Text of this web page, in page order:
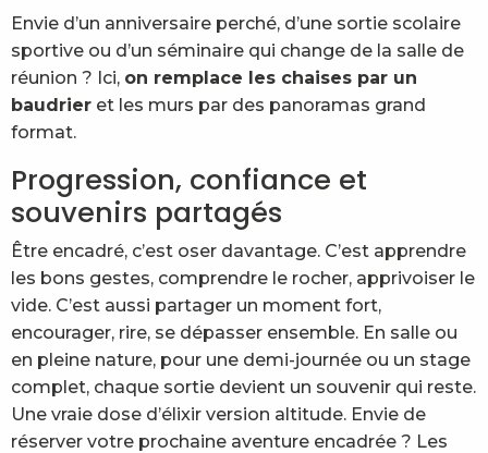
Envie d’un anniversaire perché, d’une sortie scolaire
sportive ou d’un séminaire qui change de la salle de
réunion ? Ici, on remplace les chaises par un
baudrier et les murs par des panoramas grand
format.
Progression, confiance et
souvenirs partagés
Être encadré, c’est oser davantage. C’est apprendre
les bons gestes, comprendre le rocher, apprivoiser le
vide. C’est aussi partager un moment fort,
encourager, rire, se dépasser ensemble. En salle ou
en pleine nature, pour une demi-journée ou un stage
complet, chaque sortie devient un souvenir qui reste.
Une vraie dose d’élixir version altitude. Envie de
réserver votre prochaine aventure encadrée ? Les